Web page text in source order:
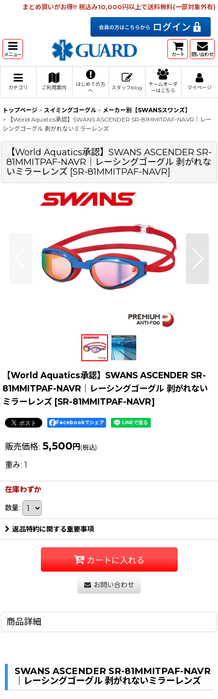
まとめ買いがお得!! 税込み10,000円以上で送料無料(一部対象外有)
メニュー カート 問い合わせ
カテゴリ ご利用案内
はじめての方
へ
スタッフblog
チームオーダ
ーはこちら
マイページ
トップページ > スイミングゴーグル > メーカー別【SWANSスワンズ】
>
【World Aquatics承認】SWANS ASCENDER SR-81MMITPAF-NAVR｜レー
シングゴーグル 剥がれないミラーレンズ
【World Aquatics承認】SWANS ASCENDER SR-
81MMITPAF-NAVR｜レーシングゴーグル 剥がれな
いミラーレンズ [SR-81MMITPAF-NAVR]
【World Aquatics承認】SWANS ASCENDER SR-
81MMITPAF-NAVR｜レーシングゴーグル 剥がれない
ミラーレンズ [SR-81MMITPAF-NAVR]
Facebookでシェア
販売価格: 5,500 円 (税込)
重み: 1
在庫わずか
数量:
返品特約に関する重要事項
カートに入れる
お問い合わせ
商品詳細
SWANS ASCENDER SR-81MMITPAF-NAVR
｜レーシングゴーグル 剥がれないミラーレンズ